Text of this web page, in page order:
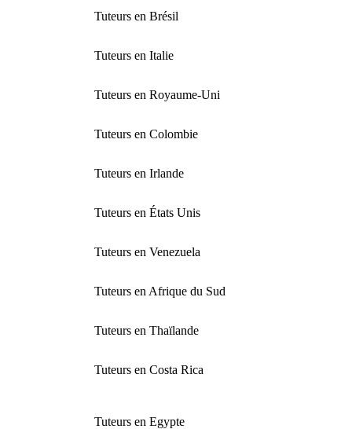
Tuteurs en Brésil
Tuteurs en Italie
Tuteurs en Royaume-Uni
Tuteurs en Colombie
Tuteurs en Irlande
Tuteurs en États Unis
Tuteurs en Venezuela
Tuteurs en Afrique du Sud
Tuteurs en Thaïlande
Tuteurs en Costa Rica
Tuteurs en Egypte